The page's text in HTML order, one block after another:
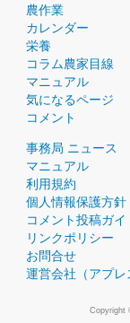
農作業
カレンダー
栄養
コラム農家目線
マニュアル
気になるページ
コメント
事務局 ニュース
マニュアル
利用規約
個人情報保護方針
コメント投稿ガイ
リンクポリシー
お問合せ
運営会社（アプレ
Copyright